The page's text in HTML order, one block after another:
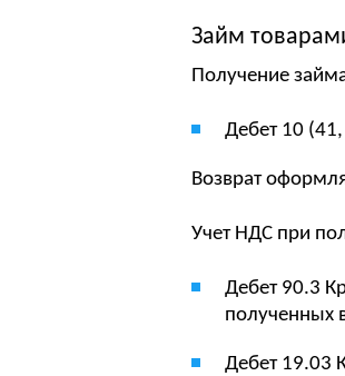
Займ
Получение
Дебет 10
Возврат
Учет НДС при
Дебет 90.3
полученных
Дебет 19.03